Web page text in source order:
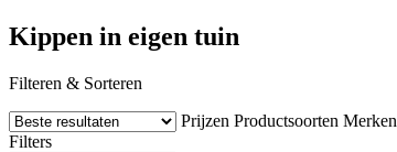
Kippen in eigen tuin
Filteren & Sorteren
Prijzen Productsoorten Merken
Filters